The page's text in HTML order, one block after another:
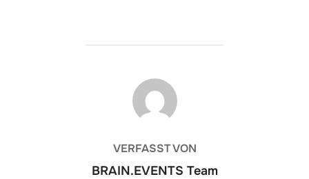
BEITRAGSAUTOR
VERFASST VON
BRAIN.EVENTS Team